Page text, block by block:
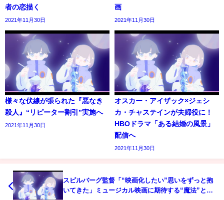
者の恋描く
2021年11月30日
画
2021年11月30日
様々な伏線が張られた『悪なき
殺人』“リピーター割引”実施へ
2021年11月30日
オスカー・アイザック×ジェシ
カ・チャステインが夫婦役に！
HBOドラマ「ある結婚の風景」
配信へ
2021年11月30日
スピルバーグ監督「“映画化したい”思いをずっと抱
いてきた」ミュージカル映画に期待する“魔法”と